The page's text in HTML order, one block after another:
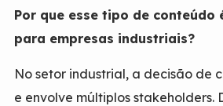
Por que esse tipo de
para empresas industriais?
No setor industrial, a decisão de
e envolve múltiplos stakeholders.